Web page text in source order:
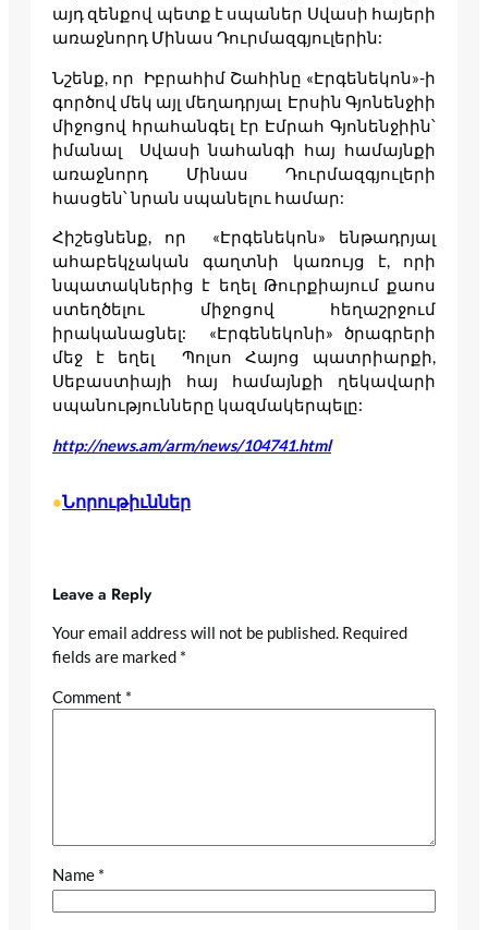
այդ զենքով պետք է սպաներ Սվասի հայերի
առաջնորդ Մինաս Դուրմազգյուլերին:
Նշենք, որ Իբրահիմ Շահինը «Էրգենեկոն»-ի
գործով մեկ այլ մեղադրյալ Էրսին Գյոնենջիի
միջոցով հրահանգել էր Էմրահ Գյոնենջիին՝
իմանալ Սվասի նահանգի հայ համայնքի
առաջնորդ Մինաս Դուրմազգյուլերի
հասցեն՝ նրան սպանելու համար:
Հիշեցնենք, որ «Էրգենեկոն» ենթադրյալ
ահաբեկչական գաղտնի կառույց է, որի
նպատակներից է եղել Թուրքիայում քաոս
ստեղծելու միջոցով հեղաշրջում
իրականացնել: «Էրգենեկոնի» ծրագրերի
մեջ է եղել Պոլսո Հայոց պատրիարքի,
Սեբաստիայի հայ համայնքի ղեկավարի
սպանությունները կազմակերպելը:
http://news.am/arm/news/104741.html
•Նորութիւններ
Leave a Reply
Your email address will not be published. Required
fields are marked *
Comment *
Name *